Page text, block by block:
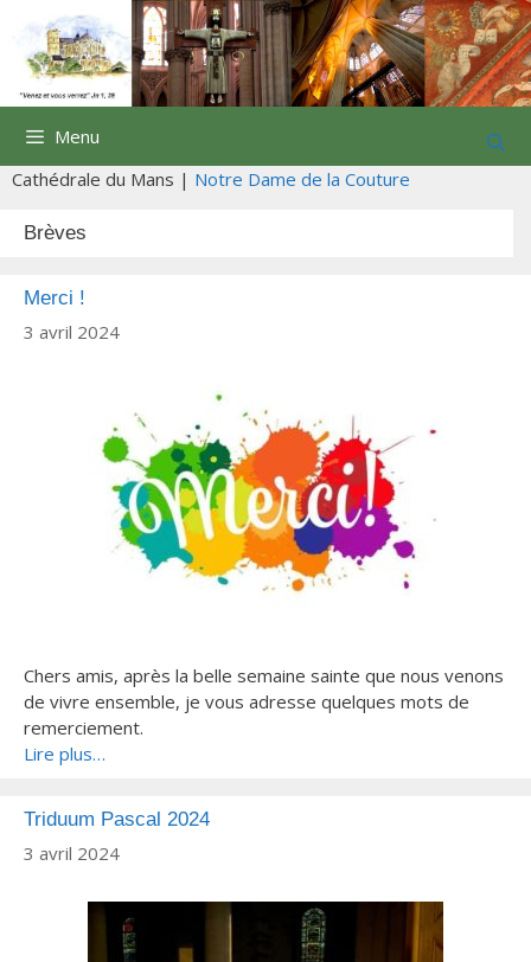
contenu
Menu
Cathédrale du Mans | Notre Dame de la Couture
Brèves
Merci !
3 avril 2024
Chers amis, après la belle semaine sainte que nous venons
de vivre ensemble, je vous adresse quelques mots de
remerciement.
Lire plus…
Triduum Pascal 2024
3 avril 2024